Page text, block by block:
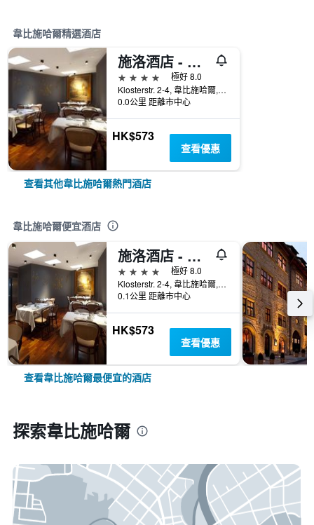
韋比施哈爾精選酒店
施洛酒店 - 維比施哈爾
4星級
極好 8.0
Klosterstr. 2-4, 韋比施哈爾, 巴登-符騰堡州, 德國
0.0公里 距離市中心
HK$573
查看優惠
查看其他韋比施哈爾熱門酒店
韋比施哈爾便宜酒店
施洛酒店 - 維比施哈爾
4星級
極好 8.0
Klosterstr. 2-4, 韋比施哈爾, 巴登-符騰堡州, 德國
0.1公里 距離市中心
HK$573
查看優惠
查看韋比施哈爾最便宜的酒店
探索韋比施哈爾